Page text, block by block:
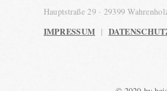
Hauptstraße 29 · 29399
IMPRESSUM |